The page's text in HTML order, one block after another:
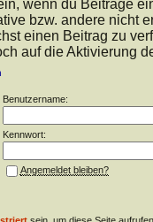
wenn du Beiträge
bzw. andere nicht
einen Beitrag zu
auf die Aktivierung
Benutzername:
Kennwort:
Angemeldet bleiben?